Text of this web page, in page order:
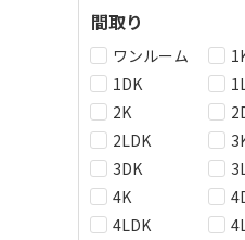
間取り
ワンルーム
1DK
2K
2LDK
3DK
4K
4LDK